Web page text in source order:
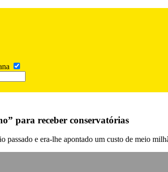
para receber conservatórias
passado e era-lhe apontado um custo de meio